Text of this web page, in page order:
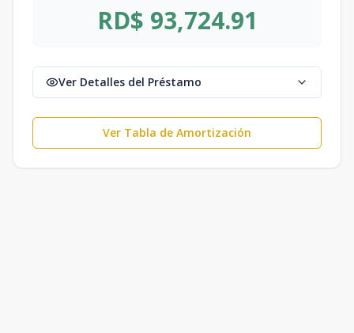
RD$ 93,724.91
Ver Detalles del Préstamo
Ver Tabla de Amortización